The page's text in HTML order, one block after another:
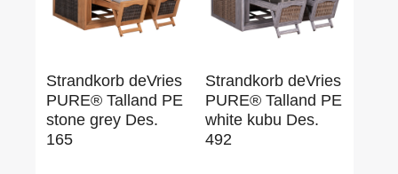
Strandkorb deVries
PURE® Talland PE
stone grey Des.
165
Strandkorb deVries
PURE® Talland PE
white kubu Des.
492